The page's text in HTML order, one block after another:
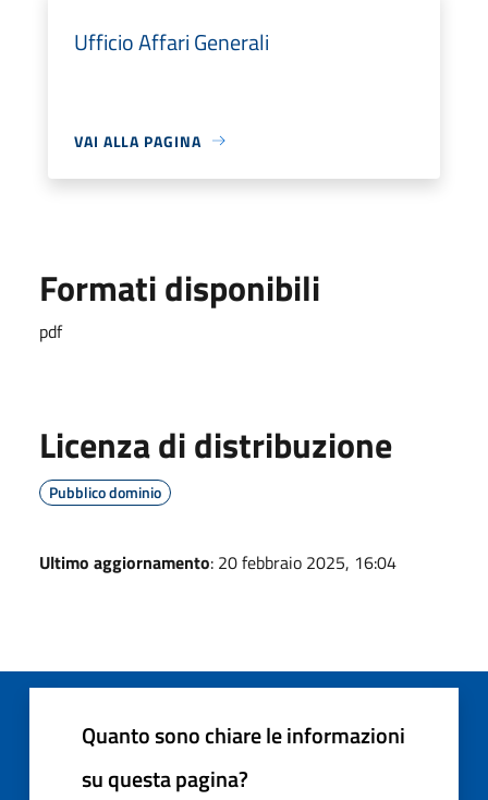
Ufficio Affari Generali
VAI ALLA PAGINA
Formati disponibili
pdf
Licenza di distribuzione
Pubblico dominio
Ultimo aggiornamento: 20 febbraio 2025, 16:04
Quanto sono chiare le informazioni
su questa pagina?